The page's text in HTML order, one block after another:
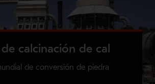
de calcinación de cal
de conversión de piedra